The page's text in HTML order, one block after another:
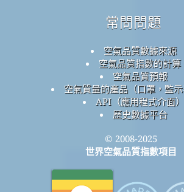
常問問題
空氣品質數據來源
空氣品質指數的計算
空氣品質預報
空氣質量的產品（口罩，監示
API（應用程式介面）
歷史數據平台
© 2008-2025
世界空氣品質指數項目